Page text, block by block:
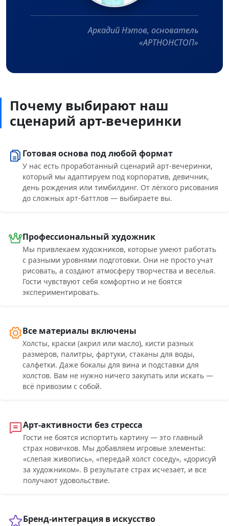
Аркадий Нэтов, основатель
«АРТНОНСТОП»
Почему выбирают наш
сценарий арт-вечеринки
Готовая основа под любой формат
У нас есть проработанный сценарий арт-вечеринки,
который мы адаптируем под корпоратив, девичник,
день рождения или тимбилдинг. От лёгкого рисования
до сложных арт-баттлов — выбираете вы.
Профессиональный художник
Мы привлекаем художников, которые умеют работать
с разными уровнями подготовки. Они не просто учат
рисовать, а создают атмосферу творчества и веселья.
Гости чувствуют себя комфортно и не боятся
экспериментировать.
Все материалы включены
Холсты, краски (акрил или масло), кисти разных
размеров, палитры, фартуки, стаканы для воды,
салфетки. Даже бокалы для вина и подставки для
холстов. Вам не нужно ничего закупать или искать —
всё привозим с собой.
Арт-активности без стресса
Гости не боятся испортить картину — это главный
страх новичков. Мы добавляем игровые элементы:
«слепая живопись», «передай холст соседу», «дорисуй
за художником». В результате страх исчезает, и все
получают удовольствие.
Бренд-интеграция в искусство